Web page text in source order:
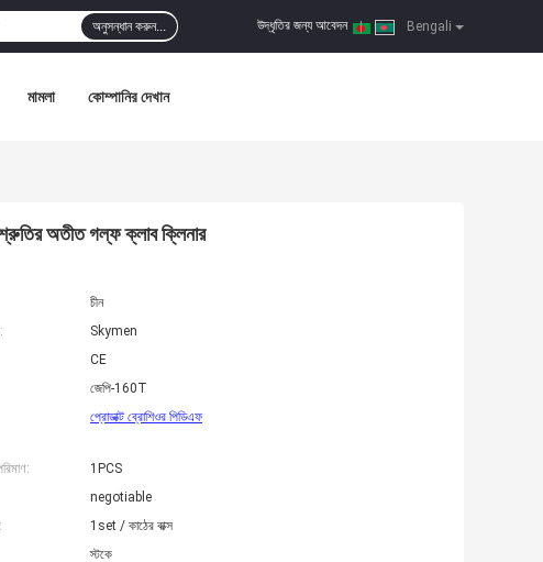
Bengali
উদ্ধৃতির জন্য আবেদন |
অনুসন্ধান করুন...
মামলা কোম্পানির দেখান
অতীত গল্ফ ক্লাব ক্লিনার
চীন
Skymen
CE
জেপি-160T
প্রোডাক্ট ব্রোশিওর পিডিএফ
1PCS
negotiable
1set / কাঠের বাক্স
স্টকে